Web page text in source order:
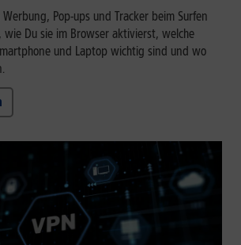
Pop-ups und Tracker beim Surfen
wie Du sie im Browser aktivierst, welche
und Laptop wichtig sind und wo